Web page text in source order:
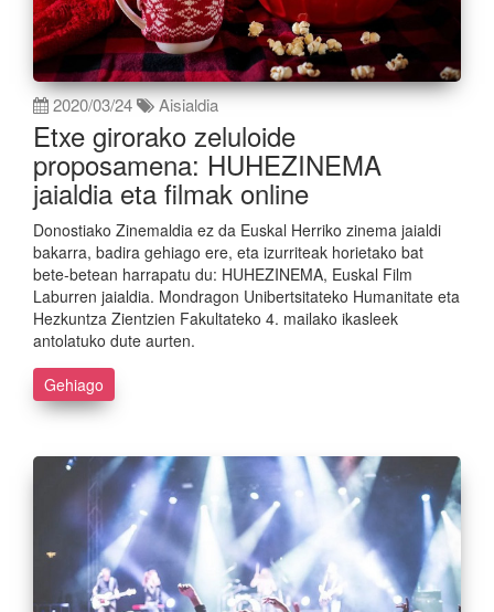
2020/03/24 Aisialdia
Etxe girorako zeluloide
proposamena: HUHEZINEMA
jaialdia eta filmak online
Donostiako Zinemaldia ez da Euskal Herriko zinema jaialdi
bakarra, badira gehiago ere, eta izurriteak horietako bat
bete-betean harrapatu du: HUHEZINEMA, Euskal Film
Laburren jaialdia. Mondragon Unibertsitateko Humanitate eta
Hezkuntza Zientzien Fakultateko 4. mailako ikasleek
antolatuko dute aurten.
Gehiago